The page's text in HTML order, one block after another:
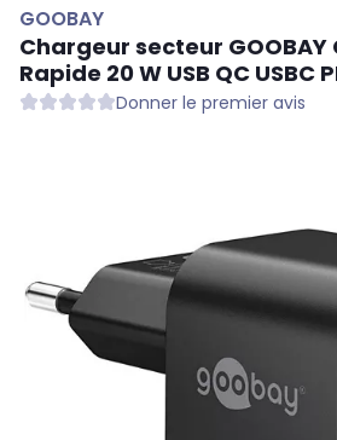
GOOBAY
Chargeur secteur GOOBAY
Rapide 20 W USB QC USBC
Donner le premier avis